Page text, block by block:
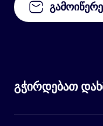
გჭირდებათ